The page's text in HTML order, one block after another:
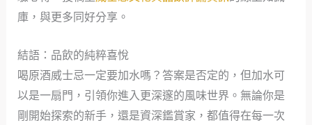
庫，與更多同好分享。
結語：品飲的純粹喜悅
喝原酒威士忌一定要加水嗎？答案是否定的，但加水可
以是一扇門，引領你進入更深邃的風味世界。無論你是
剛開始探索的新手，還是資深鑑賞家，都值得在每一次